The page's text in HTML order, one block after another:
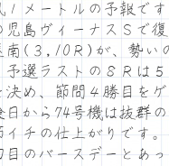
１メートルの予報です
島ヴィーナスＳで
南(３,10Ｒ)が、勢い
予選ラストの８Ｒは
決め、節間４勝目をゲ
日から74号機は抜群
イチの仕上がりです
目のバースデーとあ